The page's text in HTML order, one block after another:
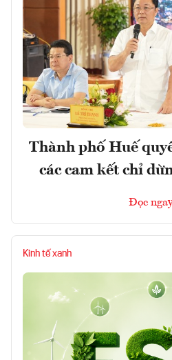
Thành phố Huế
các cam kết chỉ
Đọc
Kinh tế xanh